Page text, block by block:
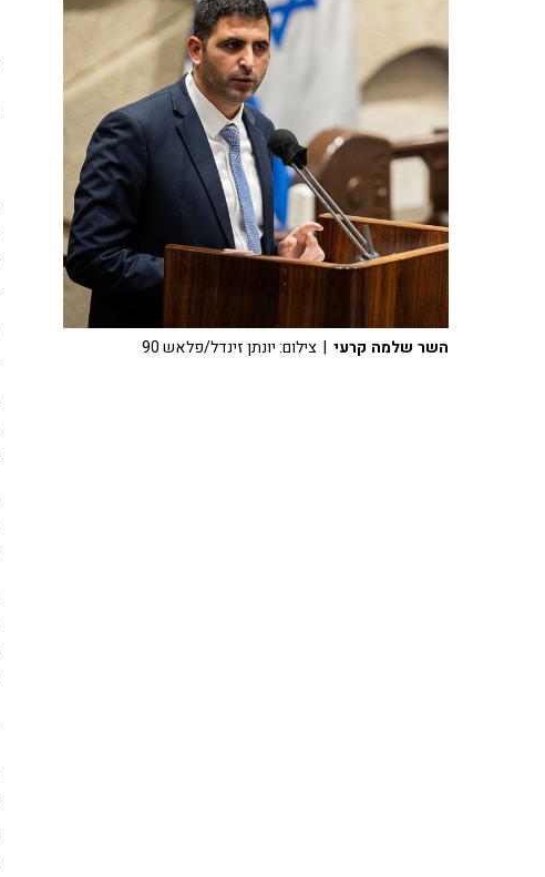
השר שלמה קרעי | צילום: יונתן זינדל/פלאש 90